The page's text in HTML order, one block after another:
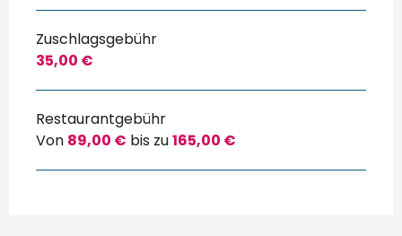
Zuschlagsgebühr
35,00 €
Restaurantgebühr
Von 89,00 € bis zu165,00 €